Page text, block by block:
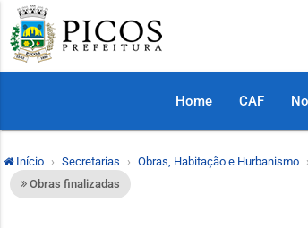
Home CAF
Início Secretarias Obras, Habitação e Hurbanismo
Obras finalizadas